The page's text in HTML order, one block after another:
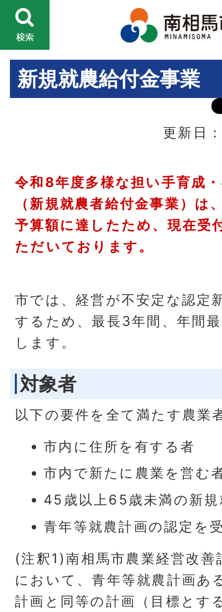
新規就農給付金事業
更新日
令和8年度多様な担い手育成
（新規就農者給付金事業）は
予算額に達したため、現在受
ただいております。
市では、経営が不安定な認定
するため、最長3年間、年間
します。
対象者
以下の要件を全て満たす農業
市内に住所を有する者
市内で新たに農業を営む
45歳以上65歳未満の新規
青年等就農計画の認定を
(注釈1)南相馬市農業経営改善
において、青年等就農計画あ
計画と同等の計画（目標とす